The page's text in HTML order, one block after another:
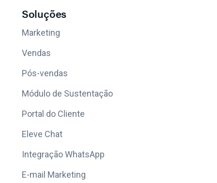
Soluções
Marketing
Vendas
Pós-vendas
Módulo de Sustentação
Portal do Cliente
Eleve Chat
Integração WhatsApp
E-mail Marketing